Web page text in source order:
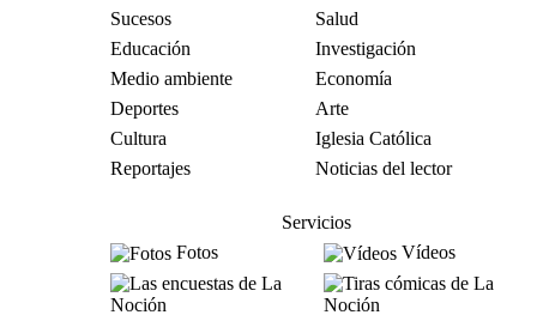
Sucesos
Salud
Educación
Investigación
Medio ambiente
Economía
Deportes
Arte
Cultura
Iglesia Católica
Reportajes
Noticias del lector
Servicios
Fotos
Vídeos